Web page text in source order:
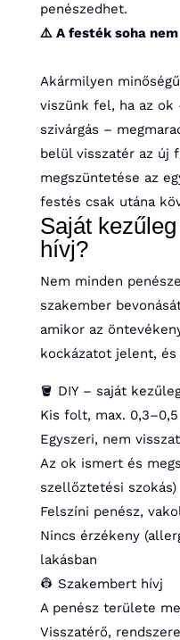
penészedhet.
⚠️ A festék soha
Akármilyen
viszünk fel, ha az ok
szivárgás –
belül visszatér az új
megszüntetése az
festés csak utána
Saját
hívj?
Nem minden
szakember
amikor az
kockázatot jelent,
🪣 DIY – saját
Kis folt, max. 0,3–0,5
Egyszeri, nem
Az ok ismert és
szellőztetési szokás)
Felszíni penész,
Nincs érzékeny
lakásban
👷 Szakembert hívj
A penész területe
Visszatérő,